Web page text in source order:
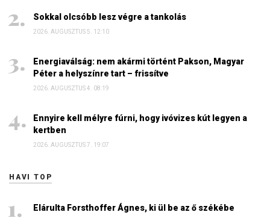
Sokkal olcsóbb lesz végre a tankolás
2026. AUGUSZTUS 5. 12:10
Energiaválság: nem akármi történt Pakson, Magyar
Péter a helyszínre tart – frissítve
2026. AUGUSZTUS 4. 08:19
Ennyire kell mélyre fúrni, hogy ivóvizes kút legyen a
kertben
2026. AUGUSZTUS 7. 19:07
HAVI TOP
Elárulta Forsthoffer Ágnes, ki ül be az ő székébe